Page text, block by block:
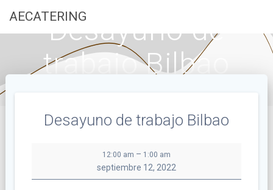
AECATERINGDesayuno de
trabajo Bilbao
Desayuno de trabajo Bilbao
de
trabajo
12:00 am – 1:00 am
septiembre 12, 2022